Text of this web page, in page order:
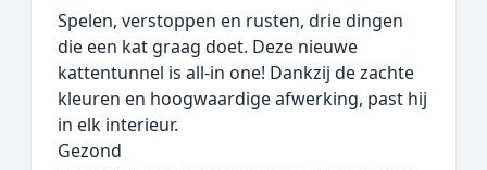
Spelen, verstoppen en rusten, drie dingen
die een kat graag doet. Deze nieuwe
kattentunnel is all-in one! Dankzij de zachte
kleuren en hoogwaardige afwerking, past hij
in elk interieur.
Gezond